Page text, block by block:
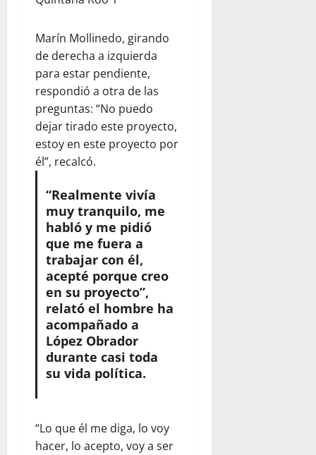
Marín Mollinedo, girando
de derecha a izquierda
para estar pendiente,
respondió a otra de las
preguntas: “No puedo
dejar tirado este proyecto,
estoy en este proyecto por
él”, recalcó.
“Realmente vivía
muy tranquilo, me
habló y me pidió
que me fuera a
trabajar con él,
acepté porque creo
en su proyecto”,
relató el hombre ha
acompañado a
López Obrador
durante casi toda
su vida política.
“Lo que él me diga, lo voy
hacer, lo acepto, voy a ser